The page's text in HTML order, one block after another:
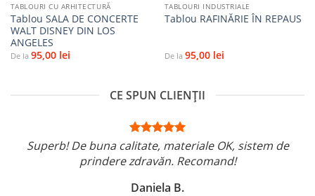
TABLOURI CU ARHITECTURĂ
Tablou SALA DE CONCERTE
WALT DISNEY DIN LOS
ANGELES
De la 95,00 lei
TABLOURI INDUSTRIALE
Tablou RAFINĂRIE ÎN REPAUS
De la 95,00 lei
CE SPUN CLIENȚII
Superb! De buna calitate, materiale OK, sistem de
prindere zdravăn. Recomand!
Daniela B.